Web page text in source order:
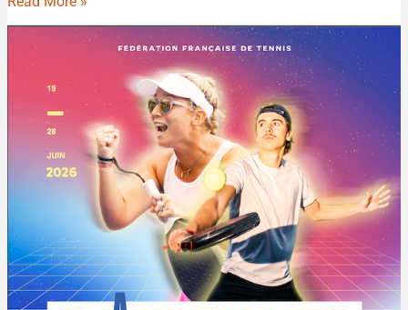
CHAMPIONNAT
REGIONAL
PADEL
PAR
PAIRES